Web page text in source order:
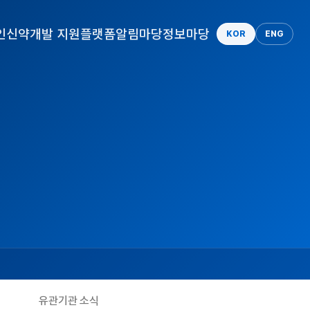
신약개발 지원플랫폼알림마당정보마당 KOR ENG
유관기관 소식